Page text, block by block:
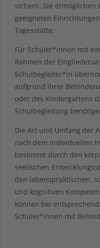
sichern. Sie ermöglichen
geeigneten
Tagesstätte.
Für Schüler*innen mit
Rahmen der
Schulbegleiter*in
aufgrund ihrer
oder des Kindergartens
Schulbegleitung
Die Art und Umfang der
nach dem individuellen
bestimmt durch den
seelischen
den lebenspraktischen,
und kognitiven
können bei
Schüler*innen mit